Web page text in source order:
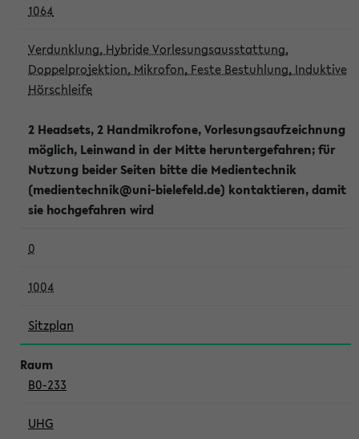
1064
Verdunklung, Hybride Vorlesungsausstattung,
Doppelprojektion, Mikrofon, Feste Bestuhlung, Induktive
Hörschleife
2 Headsets, 2 Handmikrofone, Vorlesungsaufzeichnung
möglich, Leinwand in der Mitte heruntergefahren; für
Nutzung beider Seiten bitte die Medientechnik
(medientechnik@uni-bielefeld.de) kontaktieren, damit
sie hochgefahren wird
0
1004
Sitzplan
B0-233
UHG